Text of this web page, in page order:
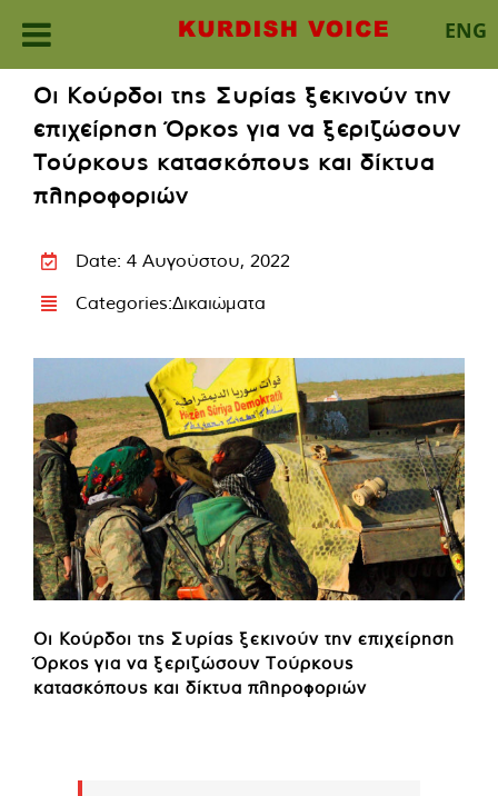
ENG
content
Οι Κούρδοι της Συρίας ξεκινούν την
επιχείρηση Όρκος για να ξεριζώσουν
Τούρκους κατασκόπους και δίκτυα
πληροφοριών
Date: 4 Αυγούστου, 2022
Categories:Δικαιώματα
Οι Κούρδοι της Συρίας ξεκινούν την επιχείρηση
Όρκος για να ξεριζώσουν Τούρκους
κατασκόπους και δίκτυα πληροφοριών